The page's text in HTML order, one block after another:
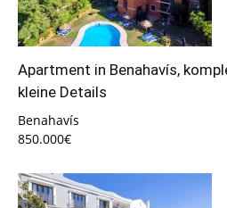
Apartment in Benahavís,
kleine Details
Benahavís
850.000€